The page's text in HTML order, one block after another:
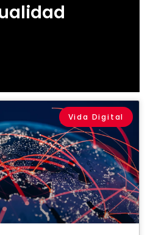
Vida Digital